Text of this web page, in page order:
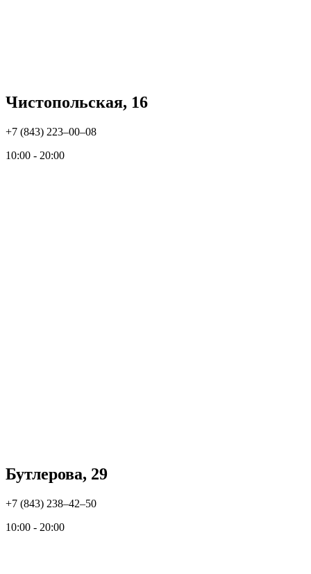
Чистопольская, 16
+7 (843) 223‒00‒08
10:00 - 20:00
Бутлерова, 29
+7 (843) 238‒42‒50
10:00 - 20:00